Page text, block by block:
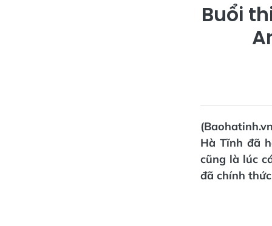
Buổi
Hà Tĩnh đã
cũng là lúc
đã chính